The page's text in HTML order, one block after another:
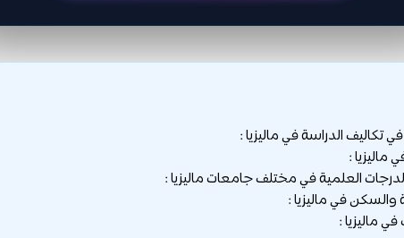
تكاليف الدراسة في ماليزيا :
ماليزيا :
العلمية في مختلف جامعات ماليزيا :
في ماليزيا :
ماليزيا :